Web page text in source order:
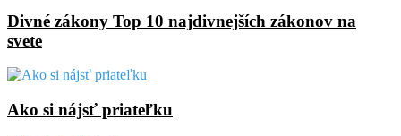
Divné zákony Top 10 najdivnejších zákonov na
svete
Ako si nájsť priateľku